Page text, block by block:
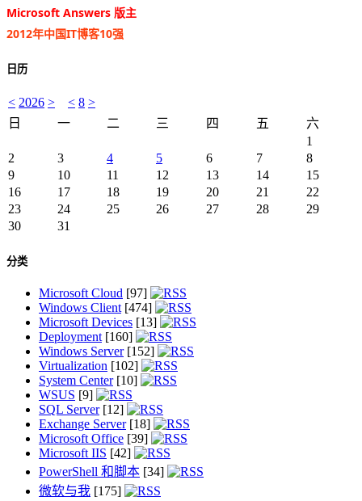
Microsoft Answers 版主
2012年中国IT博客10强
日历
< 2026 > < 8 >
日
一 二 三 四 五
六
1
2
3 4 5 6 7
8
9
10 11 12 13 14
15
16
17 18 19 20 21
22
23
24 25 26 27 28
29
30
31
分类
Microsoft Cloud [97]
Windows Client[474]
Microsoft Devices [13]
Deployment[160]
Windows Server[152]
Virtualization [102]
System Center[10]
WSUS [9]
SQL Server[12]
Exchange Server[18]
Microsoft Office [39]
Microsoft IIS [42]
PowerShell 和脚本 [34]
微软与我 [175]